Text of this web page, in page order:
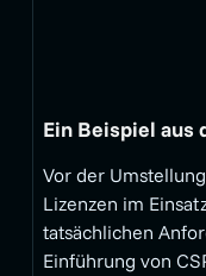
Ein Beispiel aus
Vor der
Lizenzen im
tatsächlichen
Einführung von